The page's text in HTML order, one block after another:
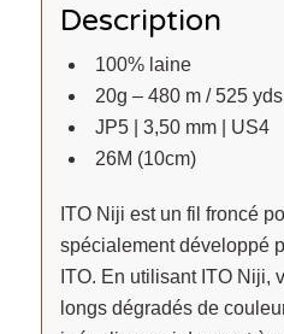
Description
100% laine
20g – 480 m / 525 yds
JP5 | 3,50 mm | US4
26M (10cm)
ITO Niji est un fil froncé
spécialement développé
ITO. En utilisant ITO Niji,
longs dégradés de